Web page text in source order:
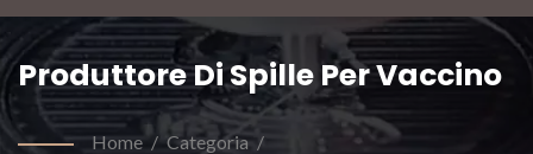
Produttore Di Spille Per Vaccino
Home / Categoria /